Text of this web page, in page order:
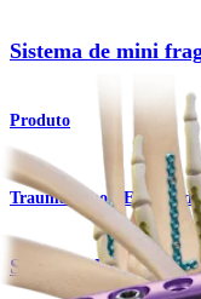
Sistema de mini
Produto
Traumatismo -
Sistema de mini